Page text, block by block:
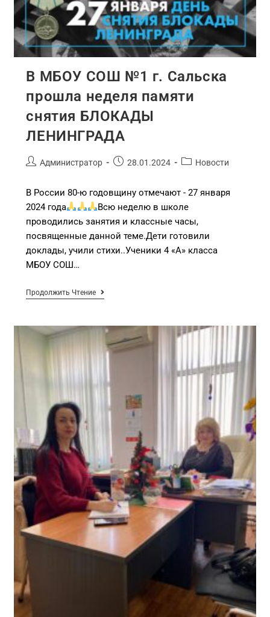
В МБОУ СОШ №1 г. Сальска
прошла неделя памяти
снятия БЛОКАДЫ
ЛЕНИНГРАДА
Администратор 28.01.2024 Новости
В России 80-ю годовщину отмечают - 27 января
2024 года
Всю неделю в школе
проводились занятия и классные часы,
посвященные данной теме.Дети готовили
доклады, учили стихи..Ученики 4 «А» класса
МБОУ СОШ…
Продолжить Чтение